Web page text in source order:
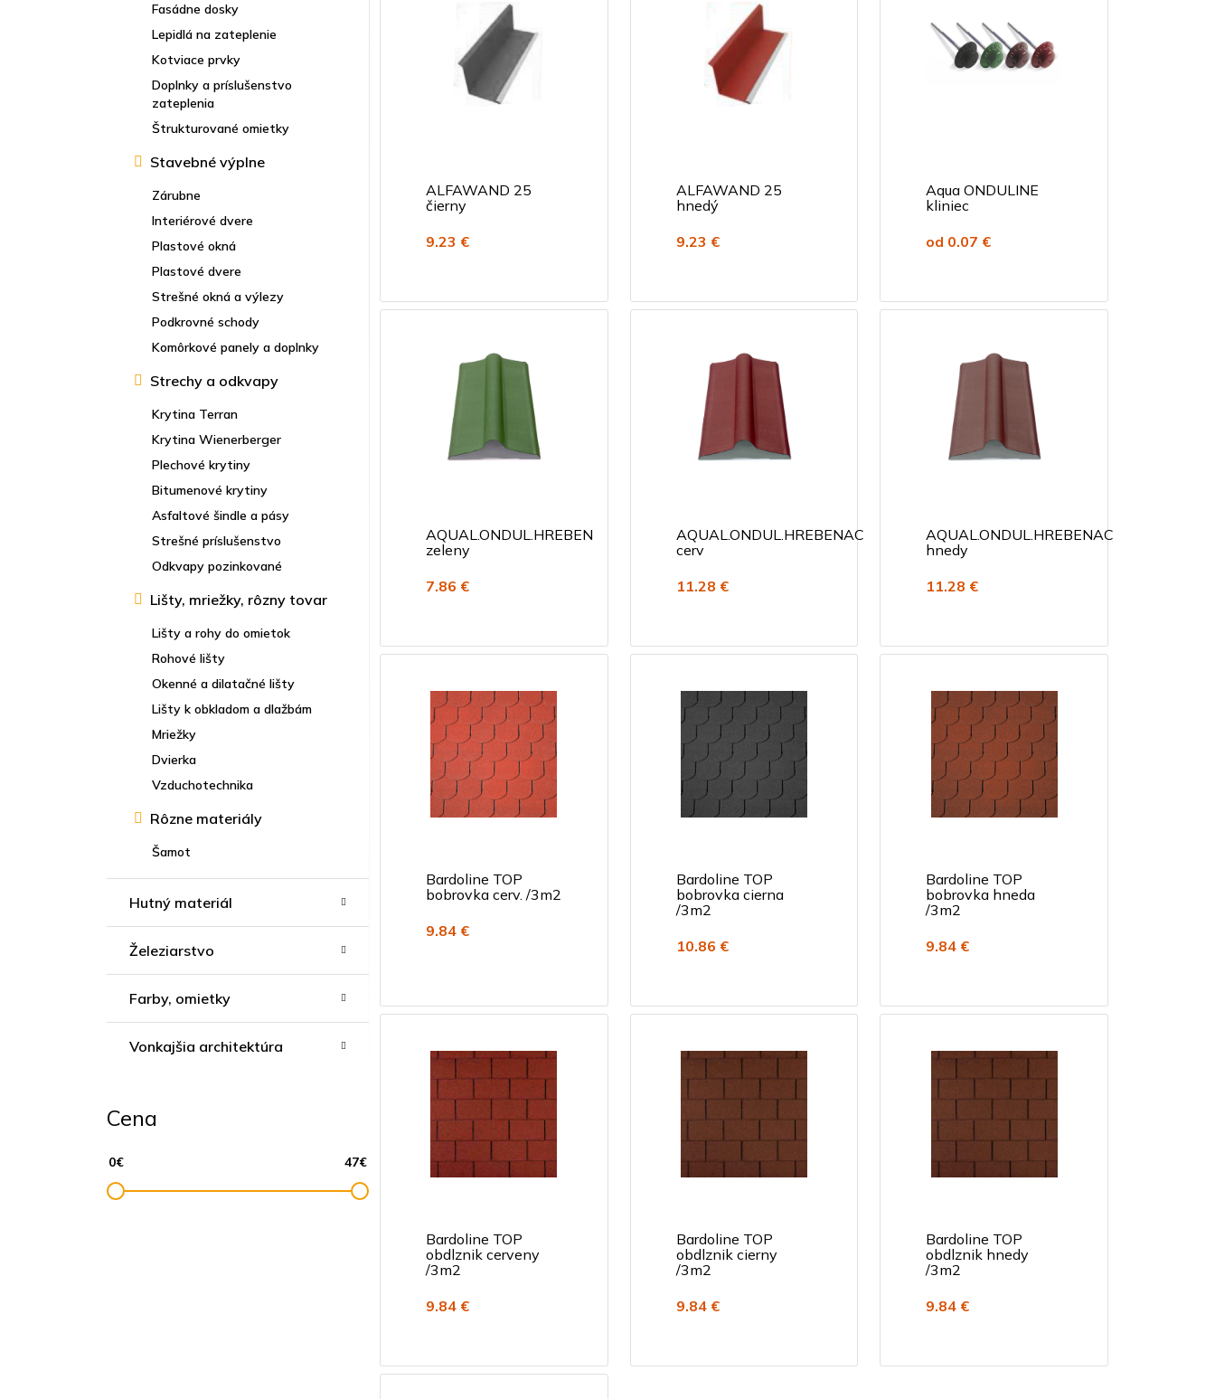
Fasádne dosky
Lepidlá na zateplenie
Kotviace prvky
Doplnky a príslušenstvo
zateplenia
Štrukturované omietky
Stavebné výplne
Zárubne
Interiérové dvere
Plastové okná
Plastové dvere
Strešné okná a výlezy
Podkrovné schody
Komôrkové panely a doplnky
Strechy a odkvapy
Krytina Terran
Krytina Wienerberger
Plechové krytiny
Bitumenové krytiny
Asfaltové šindle a pásy
Strešné príslušenstvo
Odkvapy pozinkované
Lišty, mriežky, rôzny tovar
Lišty a rohy do omietok
Rohové lišty
Okenné a dilatačné lišty
Lišty k obkladom a dlažbám
Mriežky
Dvierka
Vzduchotechnika
Rôzne materiály
Šamot
Hutný materiál
Železiarstvo
Farby, omietky
Vonkajšia architektúra
Cena
ALFAWAND 25
čierny
9.23 €
ALFAWAND 25
hnedý
9.23 €
Aqua ONDULINE
kliniec
od 0.07 €
AQUAL.ONDUL.HREBEN
zeleny
7.86 €
AQUAL.ONDUL.HREBENAC
cerv
11.28 €
AQUAL.ONDUL.HREBENAC
hnedy
11.28 €
Bardoline TOP
bobrovka cerv. /3m2
9.84 €
Bardoline TOP
bobrovka cierna
/3m2
10.86 €
Bardoline TOP
bobrovka hneda
/3m2
9.84 €
Bardoline TOP
obdlznik cerveny
/3m2
9.84 €
Bardoline TOP
obdlznik cierny
/3m2
9.84 €
Bardoline TOP
obdlznik hnedy
/3m2
9.84 €